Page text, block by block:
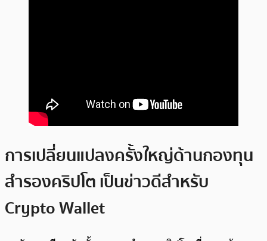
การเปลี่ยนแปลงครั้งใหญ่ด้านกองทุน
สำรองคริปโต เป็นข่าวดีสำหรับ
Crypto Wallet